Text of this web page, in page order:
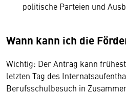
politische Parteien und
Wann kann ich die
Wichtig: Der Antrag kann
letzten Tag des
Berufsschulbesuch in